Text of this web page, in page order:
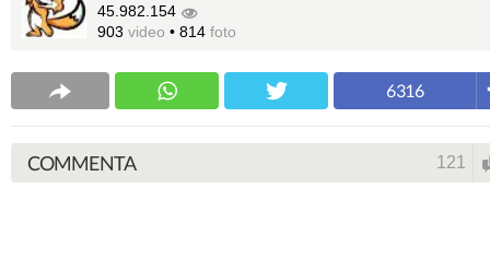
45.982.154
903 video • 814 foto
6316
COMMENTA 121